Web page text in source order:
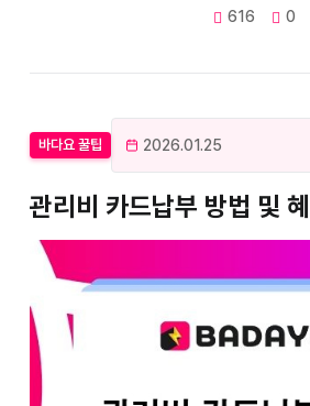
616 0
바다요 꿀팁 2026.01.25
관리비 카드납부 방법 및